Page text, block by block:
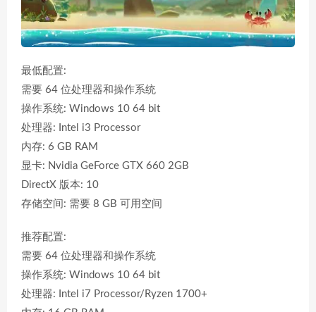
最低配置:
需要 64 位处理器和操作系统
操作系统: Windows 10 64 bit
处理器: Intel i3 Processor
内存: 6 GB RAM
显卡: Nvidia GeForce GTX 660 2GB
DirectX 版本: 10
存储空间: 需要 8 GB 可用空间
推荐配置:
需要 64 位处理器和操作系统
操作系统: Windows 10 64 bit
处理器: Intel i7 Processor/Ryzen 1700+